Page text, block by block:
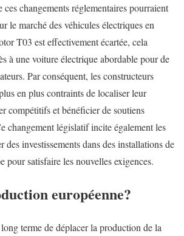
ces changements réglementaires pourraient
le marché des véhicules électriques en
T03 est effectivement écartée, cela
à une voiture électrique abordable pour de
Par conséquent, les constructeurs
en plus contraints de localiser leur
compétitifs et bénéficier de soutiens
changement législatif incite également les
des investissements dans des installations de
pour satisfaire les nouvelles exigences.
européenne?
terme de déplacer la production de la